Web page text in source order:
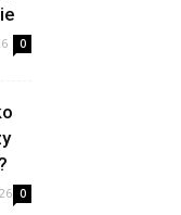
0
0